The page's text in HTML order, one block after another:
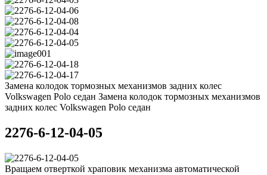
Замена колодок тормозных механизмов задних колес
Volkswagen Polo седан Замена колодок тормозных механизмов
задних колес Volkswagen Polo седан
2276-6-12-04-05
Вращаем отверткой храповик механизма автоматической